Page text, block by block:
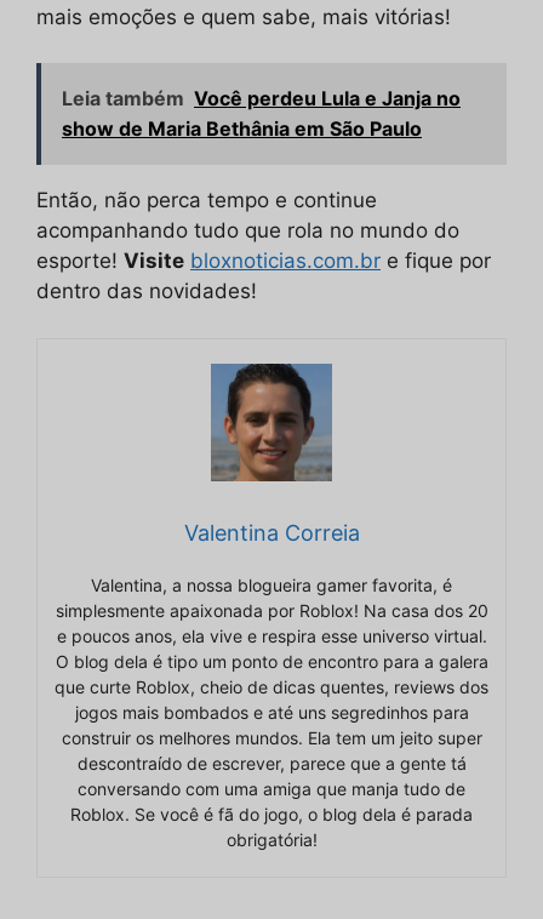
mais emoções e quem sabe, mais vitórias!
Leia também Você perdeu Lula e Janja no
show de Maria Bethânia em São Paulo
Então, não perca tempo e continue
acompanhando tudo que rola no mundo do
esporte! Visite bloxnoticias.com.br e fique por
dentro das novidades!
Valentina Correia
Valentina, a nossa blogueira gamer favorita, é
simplesmente apaixonada por Roblox! Na casa dos 20
e poucos anos, ela vive e respira esse universo virtual.
O blog dela é tipo um ponto de encontro para a galera
que curte Roblox, cheio de dicas quentes, reviews dos
jogos mais bombados e até uns segredinhos para
construir os melhores mundos. Ela tem um jeito super
descontraído de escrever, parece que a gente tá
conversando com uma amiga que manja tudo de
Roblox. Se você é fã do jogo, o blog dela é parada
obrigatória!